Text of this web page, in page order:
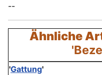
--
Ähnliche
'Gattung'